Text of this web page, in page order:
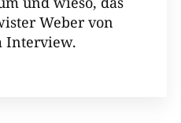
Weber von
Interview.